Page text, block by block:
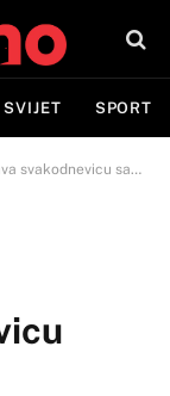
SVIJET SPORT
sarajevskih ulica